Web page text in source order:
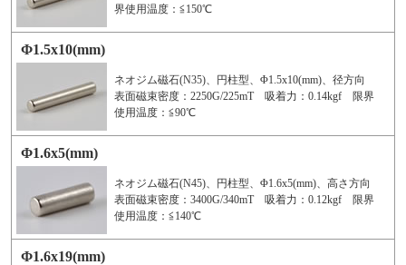
界使用温度：≦150℃
Φ1.5x10(mm)
ネオジム磁石(N35)、円柱型、Φ1.5x10(mm)、径方向
表面磁束密度：2250G/225mT 吸着力：0.14kgf 限界
使用温度：≦90℃
Φ1.6x5(mm)
ネオジム磁石(N45)、円柱型、Φ1.6x5(mm)、高さ方向
表面磁束密度：3400G/340mT 吸着力：0.12kgf 限界
使用温度：≦140℃
Φ1.6x19(mm)